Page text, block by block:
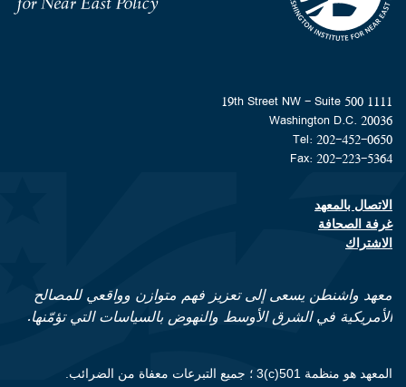
1111 19th Street NW - Suite 500
Washington D.C. 20036
Tel: 202-452-0650
Fax: 202-223-5364
Footer contact links
الاتصال بالمعهد
غرفة الصحافة
الاشتراك
معهد واشنطن يسعى إلى تعزيز فهم متوازن وواقعي للمصالح
الأمريكية في الشرق الأوسط والنهوض بالسياسات التي تؤمّنها.
المعهد هو منظمة 501(c)3 ؛ جميع التبرعات معفاة من الضرائب.